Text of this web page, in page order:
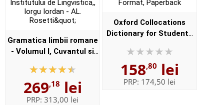
Gramatica limbii romane
- Volumul I, Cuvantul si
Elaborata sub egida
Institutului de
Lingvistica,,...
269,18 lei
PRP: 313,00 lei
Oxford Collocations
Dictionary for Students
For students of English -
Format, Paperback
158,80 lei
PRP: 174,50 lei